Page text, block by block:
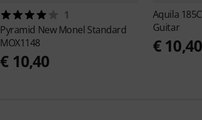
1
Pyramid New Monel Standard
MOX1148
€ 10,40
Aquila
Guitar
€ 10,40